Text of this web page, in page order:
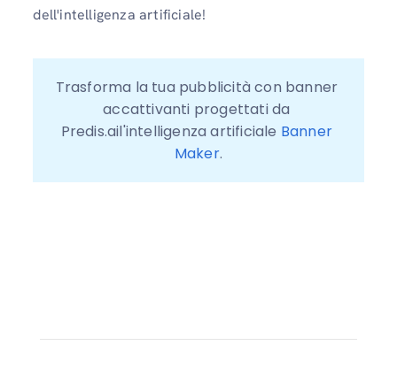
dell'intelligenza artificiale!
Trasforma la tua pubblicità con banner
accattivanti progettati da
Predis.ail'intelligenza artificiale Banner
Maker.